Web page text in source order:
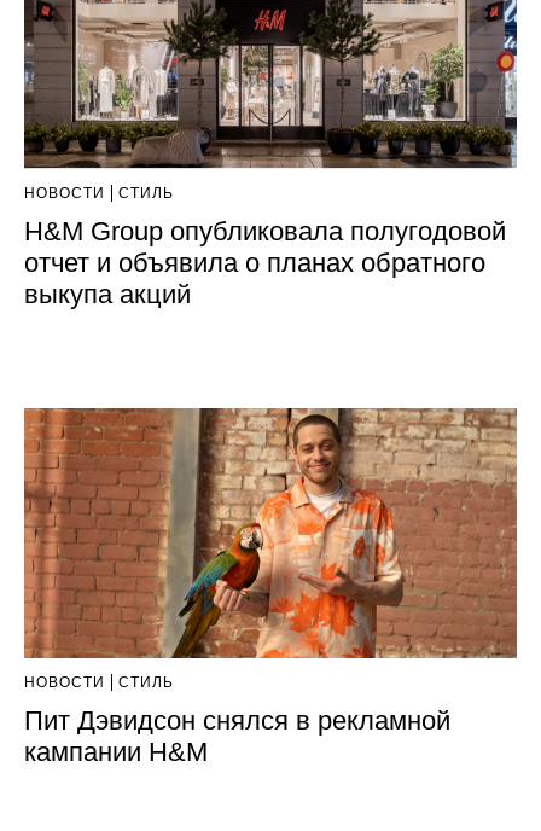
НОВОСТИ СТИЛЬ
H&M Group опубликовала полугодовой
отчет и объявила о планах обратного
выкупа акций
НОВОСТИ СТИЛЬ
Пит Дэвидсон снялся в рекламной
кампании H&M